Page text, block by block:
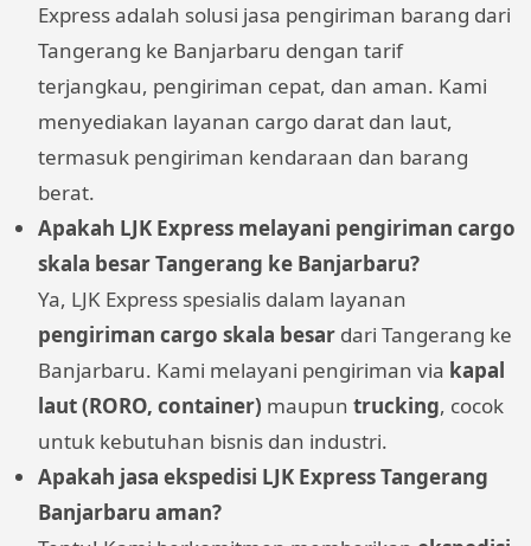
Express adalah solusi jasa pengiriman barang dari
Tangerang ke Banjarbaru dengan tarif
terjangkau, pengiriman cepat, dan aman. Kami
menyediakan layanan cargo darat dan laut,
termasuk pengiriman kendaraan dan barang
berat.
Apakah LJK Express melayani pengiriman cargo
skala besar Tangerang ke Banjarbaru?
Ya, LJK Express spesialis dalam layanan
pengiriman cargo skala besar dari Tangerang ke
Banjarbaru. Kami melayani pengiriman via kapal
laut (RORO, container) maupun trucking, cocok
untuk kebutuhan bisnis dan industri.
Apakah jasa ekspedisi LJK Express Tangerang
Banjarbaru aman?